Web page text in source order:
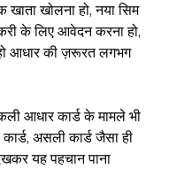
खोलना हो, नया सिम
के लिए आवेदन करना हो,
आधार की ज़रूरत लगभग
आधार कार्ड के मामले भी
असली कार्ड जैसा ही
यह पहचान पाना